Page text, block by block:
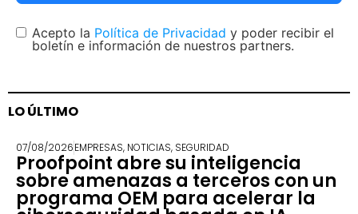
Acepto la Política de Privacidad y poder recibir el
boletín e información de nuestros partners.
LO ÚLTIMO
07/08/2026EMPRESAS, NOTICIAS, SEGURIDAD
Proofpoint abre su inteligencia
sobre amenazas a terceros con un
programa OEM para acelerar la